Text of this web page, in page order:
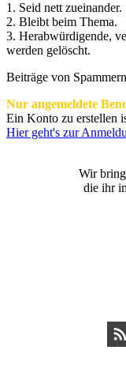
1. Seid nett zueinander.
2. Bleibt beim Thema.
3. Herabwürdigende,
werden gelöscht.
Beiträge von
Nur angemeldete
Ein Konto zu erstellen
Hier geht's zur
Wir
die ihr